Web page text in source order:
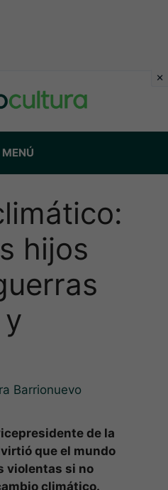
MENÚ
hijos
Barrionuevo
de la
que el mundo
violentas si no
climático.